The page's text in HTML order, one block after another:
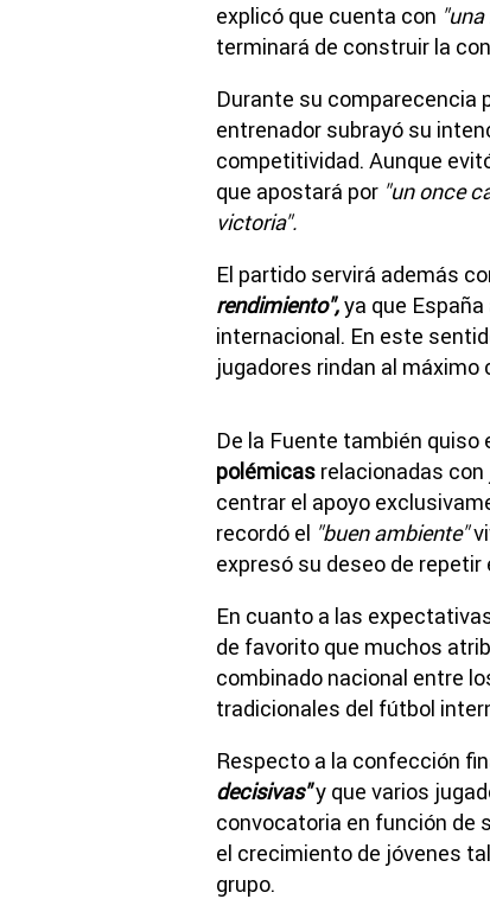
explicó que cuenta con
terminará de construir la
Durante su comparecencia
entrenador subrayó su
competitividad. Aunque
que apostará por "un once
victoria".
El partido servirá además
rendimiento",ya que
internacional. En este
jugadores rindan al
De la Fuente también
polémicas relacionadas con
centrar el apoyo
recordó el "buen ambiente"
expresó su deseo de repetir
En cuanto a las
de favorito que muchos
combinado nacional entre
tradicionales del fútbol
Respecto a la confección
decisivas"y que varios
convocatoria en función de
el crecimiento de jóvenes
grupo.